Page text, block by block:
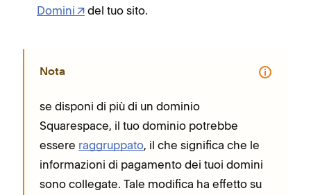
Domini
del tuo sito.
Nota
se disponi di più di un dominio
Squarespace, il tuo dominio potrebbe
essere raggruppato, il che significa che le
informazioni di pagamento dei tuoi domini
sono collegate. Tale modifica ha effetto su